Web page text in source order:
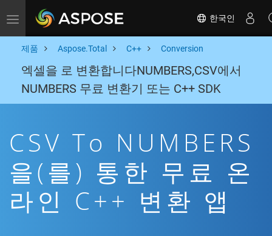
Toggle navigation 한국인
제품 Aspose.Total C++ Conversion
엑셀을 로 변환합니다NUMBERS,CSV에서
NUMBERS 무료 변환기 또는 C++ SDK
CSV To NUMBERS
을(를) 통한 무료 온
라인 C++ 변환 앱